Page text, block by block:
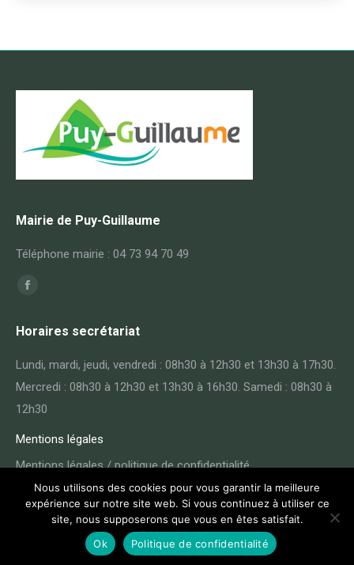
Mairie de Puy-Guillaume
Téléphone mairie : 04 73 94 70 49
Trouvez nous sur :
Facebook
opens
Horaires secrétariat
Lundi, mardi, jeudi, vendredi : 08h30 à 12h30 et 13h30 à 17h30.
Mercredi : 08h30 à 12h30 et 13h30 à 16h30. Samedi : 08h30 à
12h30
Mentions légales
Mentions légales / politique de confidentialité
Nous utilisons des cookies pour vous garantir la meilleure
expérience sur notre site web. Si vous continuez à utiliser ce
site, nous supposerons que vous en êtes satisfait.
Ok
Politique de confidentialité